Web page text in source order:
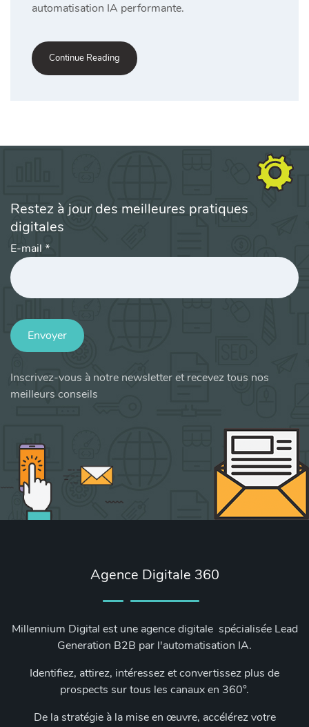
automatisation IA performante.
Continue Reading
Restez à jour des meilleures pratiques
digitales
E-mail *
Envoyer
Inscrivez-vous à notre newsletter et recevez tous nos
meilleurs conseils
Agence Digitale 360
Millennium Digital est une agence digitale spécialisée Lead
Generation B2B par l'automatisation IA.
Identifiez, attirez, intéressez et convertissez plus de
prospects sur tous les canaux en 360°.
De la stratégie à la mise en œuvre, accélérez votre